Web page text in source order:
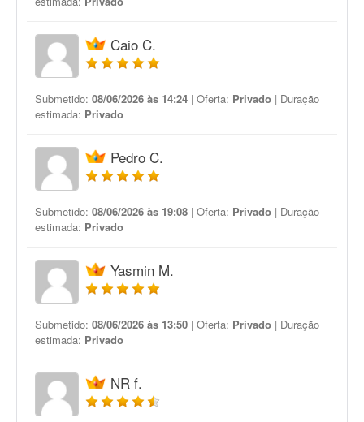
Caio C.
Submetido: 08/06/2026 às 14:24 | Oferta: Privado | Duração
estimada: Privado
Pedro C.
Submetido: 08/06/2026 às 19:08 | Oferta: Privado | Duração
estimada: Privado
Yasmin M.
Submetido: 08/06/2026 às 13:50 | Oferta: Privado | Duração
estimada: Privado
NR f.